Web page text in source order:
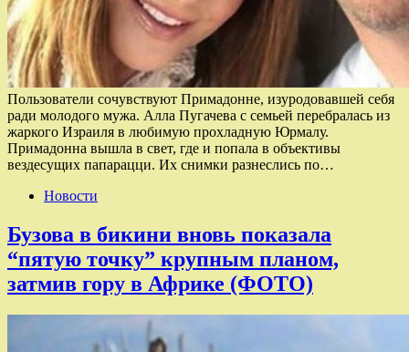
Пользователи сочувствуют Примадонне, изуродовавшей себя
ради молодого мужа. Алла Пугачева с семьей перебралась из
жаркого Израиля в любимую прохладную Юрмалу.
Примадонна вышла в свет, где и попала в объективы
вездесущих папарацци. Их снимки разнеслись по…
Новости
Бузова в бикини вновь показала
“пятую точку” крупным планом,
затмив гору в Африке (ФОТО)